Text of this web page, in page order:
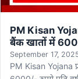
PM Kisan
बैंक खातों में
September 17,
PM Kisan Yojana